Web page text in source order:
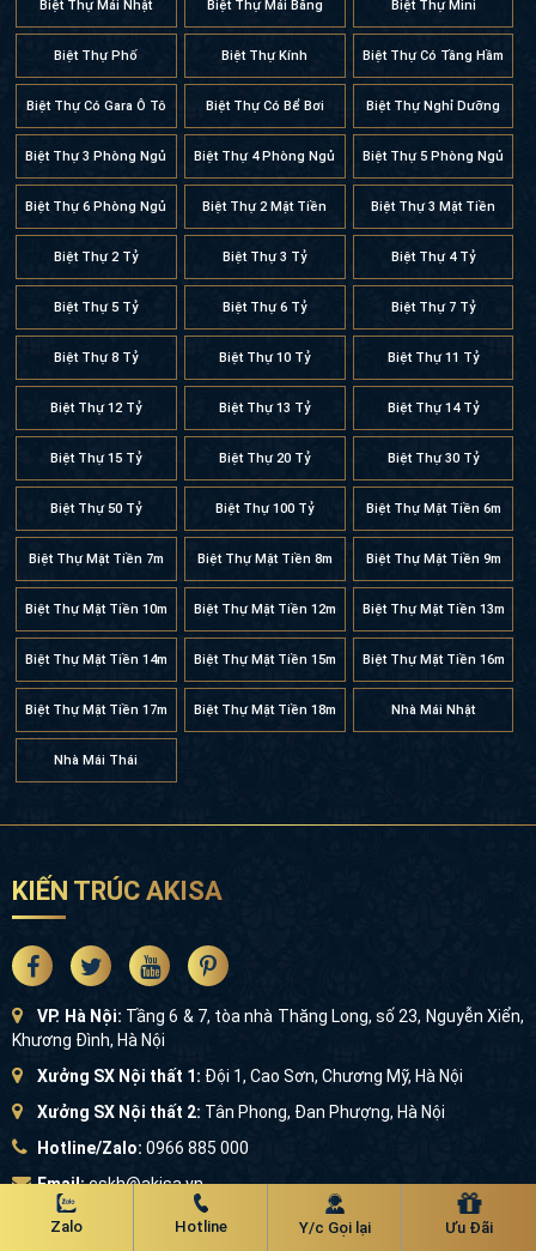
Biệt Thự Mái Nhật Biệt Thự Mái Bằng Biệt Thự Mini
Biệt Thự Phố Biệt Thự Kính Biệt Thự Có Tầng Hầm
Biệt Thự Có Gara Ô Tô Biệt Thự Có Bể Bơi Biệt Thự Nghỉ Dưỡng
Biệt Thự 3 Phòng Ngủ Biệt Thự 4 Phòng Ngủ Biệt Thự 5 Phòng Ngủ
Biệt Thự 6 Phòng Ngủ Biệt Thự 2 Mặt Tiền Biệt Thự 3 Mặt Tiền
Biệt Thự 2 Tỷ Biệt Thự 3 Tỷ Biệt Thự 4 Tỷ
Biệt Thự 5 Tỷ Biệt Thự 6 Tỷ Biệt Thự 7 Tỷ
Biệt Thự 8 Tỷ Biệt Thự 10 Tỷ Biệt Thự 11 Tỷ
Biệt Thự 12 Tỷ Biệt Thự 13 Tỷ Biệt Thự 14 Tỷ
Biệt Thự 15 Tỷ Biệt Thự 20 Tỷ Biệt Thự 30 Tỷ
Biệt Thự 50 Tỷ Biệt Thự 100 Tỷ Biệt Thự Mặt Tiền 6m
Biệt Thự Mặt Tiền 7m Biệt Thự Mặt Tiền 8m Biệt Thự Mặt Tiền 9m
Biệt Thự Mặt Tiền 10m Biệt Thự Mặt Tiền 12m Biệt Thự Mặt Tiền 13m
Biệt Thự Mặt Tiền 14m Biệt Thự Mặt Tiền 15m Biệt Thự Mặt Tiền 16m
Biệt Thự Mặt Tiền 17m Biệt Thự Mặt Tiền 18m Nhà Mái Nhật
Nhà Mái Thái
KIẾN TRÚC AKISA
VP. Hà Nội: Tầng 6 & 7, tòa nhà Thăng Long, số 23, Nguyễn Xiển,
Khương Đình, Hà Nội
Xưởng SX Nội thất 1: Đội 1, Cao Sơn, Chương Mỹ, Hà Nội
Xưởng SX Nội thất 2: Tân Phong, Đan Phượng, Hà Nội
Hotline/Zalo: 0966 885 000
Email:cskh@akisa.vn
GPKD số:
0107935969 |MST: 0107935969
Zalo Hotline Y/c Gọi lại Ưu Đãi